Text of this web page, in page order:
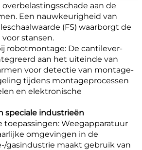
aan de
Een nauwkeurigheid van
(FS) waarborgt de
stansen.
robotmontage: De cantilever-
aan het uiteinde van
voor detectie van montage-
tijdens montageprocessen
en elektronische
speciale industrieën
toepassingen: Weegapparatuur
omgevingen in de
gasindustrie maakt gebruik van